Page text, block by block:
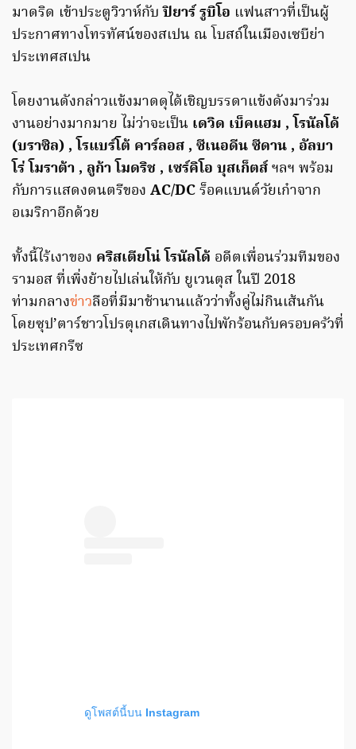
มาดริด เข้าประตูวิวาห์กับปิยาร์ รูบิโอ แฟนสาวที่เป็นผู้
ประกาศทางโทรทัศน์ของสเปน ณ โบสถ์ในเมืองเซบีย่า
ประเทศสเปน
โดยงานดังกล่าวแข้งมาดดุได้เชิญบรรดาแข้งดังมาร่วม
งานอย่างมากมาย ไม่ว่าจะเป็น เดวิด เบ็คแฮม , โรนัลโด้
(บราซิล) , โรแบร์โต้ คาร์ลอส , ซีเนอดีน ซีดาน , อัลบา
โร่ โมราต้า , ลูก้า โมดริช , เซร์คิโอ บุสเก็ตส์ฯลฯ พร้อม
กับการแสดงดนตรีของ AC/DCร็อคแบนด์วัยเก๋าจาก
อเมริกาอีกด้วย
ทั้งนี้ไร้เงาของ คริสเตียโน่ โรนัลโด้ อดีตเพื่อนร่วมทีมของ
รามอส ที่เพิ่งย้ายไปเล่นให้กับ ยูเวนตุส ในปี 2018
ท่ามกลางข่าวลือที่มีมาช้านานแล้วว่าทั้งคู่ไม่กินเส้นกัน
โดยซุป’ตาร์ชาวโปรตุเกสเดินทางไปพักร้อนกับครอบครัวที่
ประเทศกรีซ
ดูโพสต์นี้บน Instagram